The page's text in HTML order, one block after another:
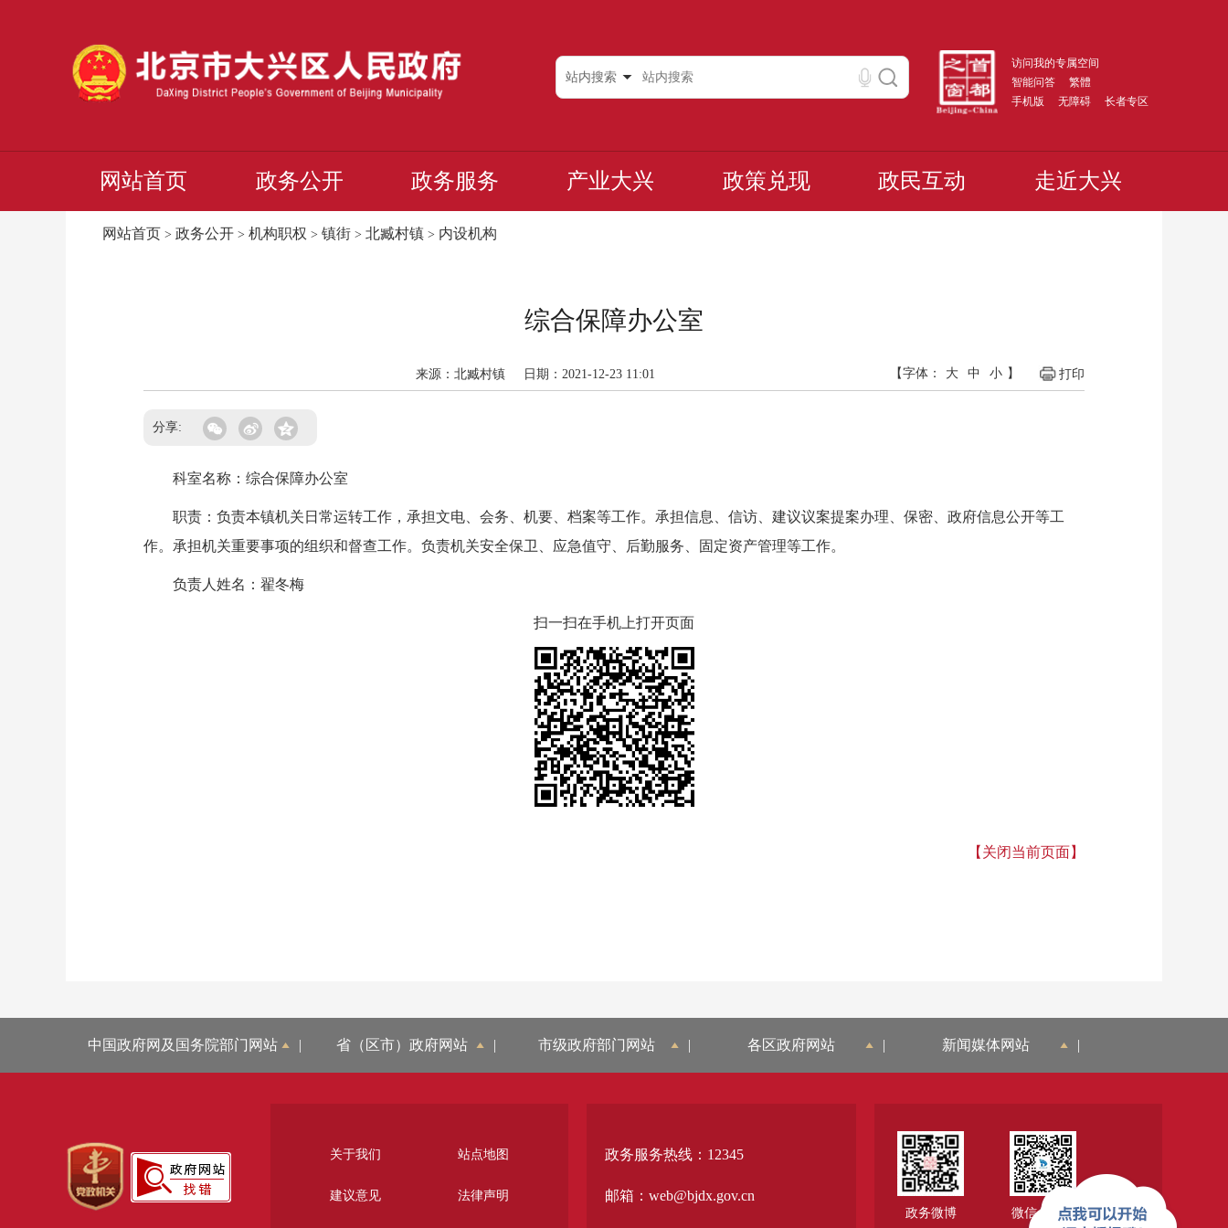
访问我的专属空间
智能问答
繁體
手机版
无障碍 长者专区
站内搜索
网站首页 政务公开 政务服务 产业大兴 政策兑现 政民互动 走近大兴
网站首页 > 政务公开 > 机构职权 > 镇街 > 北臧村镇 > 内设机构
综合保障办公室
来源：北臧村镇 日期：2021-12-23 11:01 打印
【字体： 大 中 小 】
分享:
科室名称：综合保障办公室
职责：负责本镇机关日常运转工作，承担文电、会务、机要、档案等工作。承担信息、信访、建议议案提案办理、保密、政府信息公开等工
作。承担机关重要事项的组织和督查工作。负责机关安全保卫、应急值守、后勤服务、固定资产管理等工作。
负责人姓名：翟冬梅
扫一扫在手机上打开页面
【关闭当前页面】
中国政府网及国务院部门网站 | 省（区市）政府网站 | 市级政府部门网站 | 各区政府网站 | 新闻媒体网站 |
关于我们 站点地图
建议意见 法律声明
政务服务热线：12345
邮箱：web@bjdx.gov.cn
政务微博 微信公众号